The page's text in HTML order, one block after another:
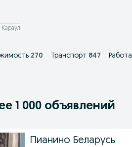
Караул
270 Транспорт 847 Работа
1 000 объявлений
Пианино Беларусь